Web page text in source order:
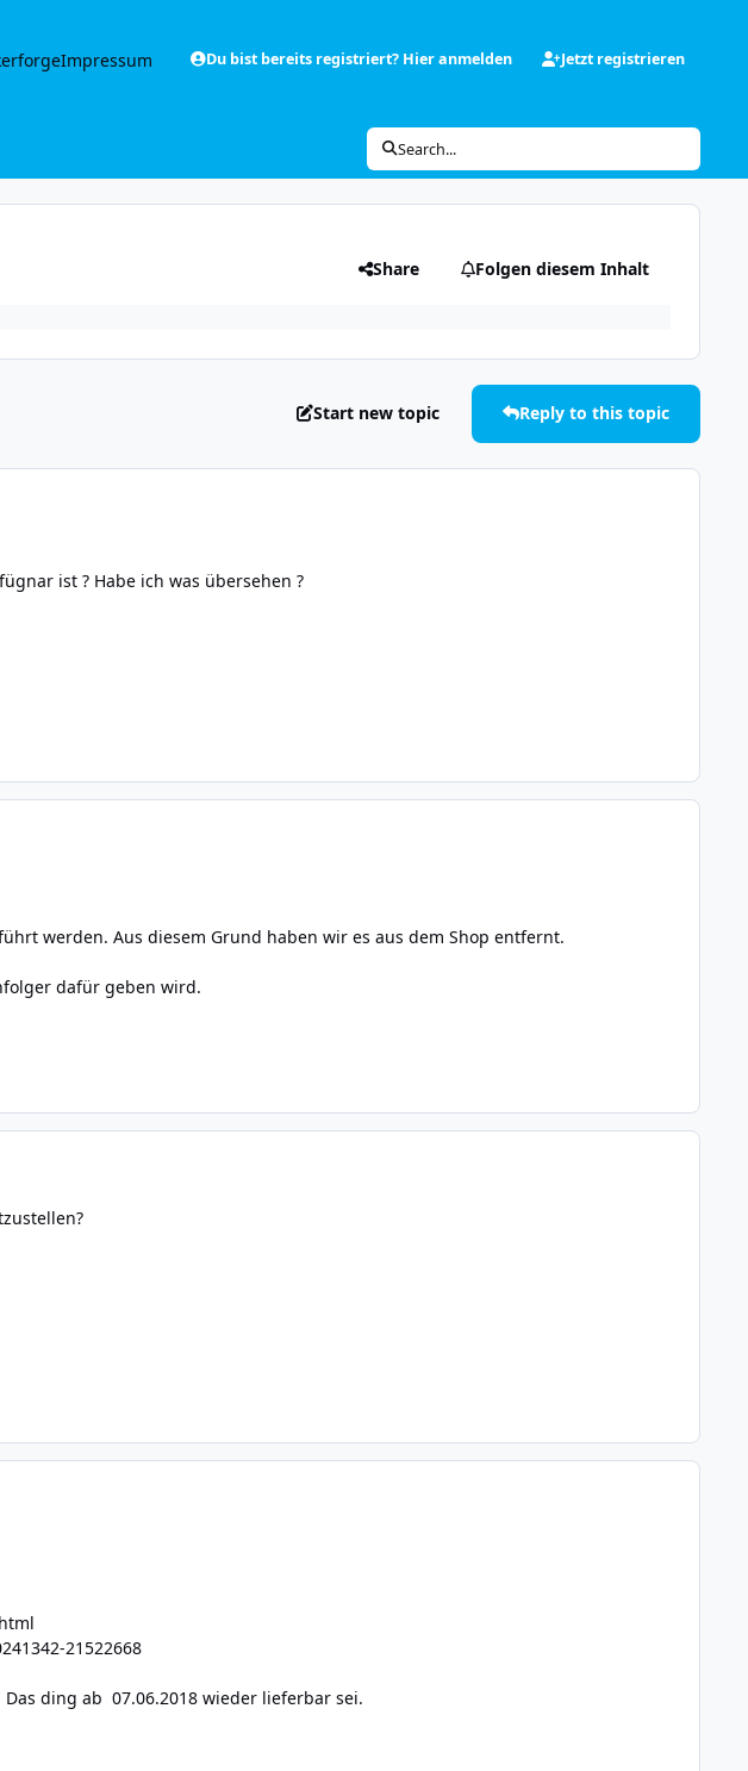
Impressum Du bist bereits registriert? Hier anmelden Jetzt registrieren
Search...
Share Folgen diesem Inhalt
Start new topic Reply to this topic
ist ? Habe ich was übersehen ?
werden. Aus diesem Grund haben wir es aus dem Shop entfernt.
dafür geben wird.
21522668
ding ab 07.06.2018 wieder lieferbar sei.